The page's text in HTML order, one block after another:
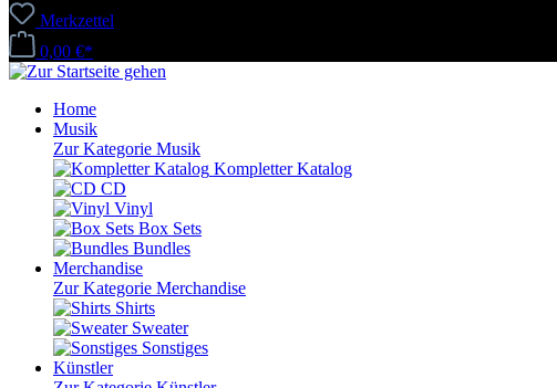
Merkzettel
0,00 €*
Home
Musik
Zur Kategorie Musik
Kompletter Katalog
CD
Vinyl
Box Sets
Bundles
Merchandise
Zur Kategorie Merchandise
Shirts
Sweater
Sonstiges
Künstler